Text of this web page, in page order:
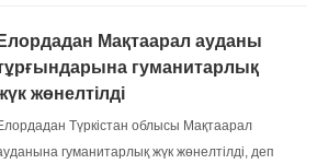
Елордадан Мақтаарал ауданы
гуманитарлық
жөнелтілді
Түркістан облысы Мақтаарал
гуманитарлық жүк жөнелтілді, деп